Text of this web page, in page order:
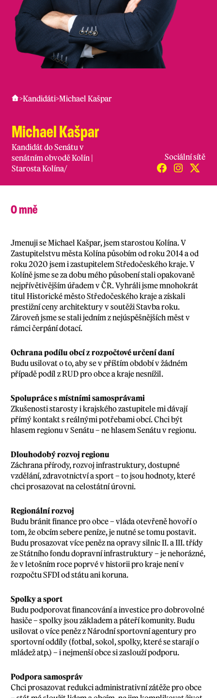
>Kandidáti>Michael Kašpar
Michael Kašpar
Kandidát do Senátu v
senátním obvodě Kolín |
Starosta Kolína/
Sociální sítě
O mně
Jmenuji se Michael Kašpar, jsem starostou Kolína. V
Zastupitelstvu města Kolína působím od roku 2014 a od
roku 2020 jsem i zastupitelem Středočeského kraje. V
Kolíně jsme se za dobu mého působení stali opakovaně
nejpřívětivějším úřadem v ČR. Vyhráli jsme mnohokrát
titul Historické město Středočeského kraje a získali
prestižní ceny architektury v soutěži Stavba roku.
Zároveň jsme se stali jedním z nejúspěšnějších měst v
rámci čerpání dotací.
Ochrana podílu obcí z rozpočtové určení daní
Budu usilovat o to, aby se v příštím období v žádném
případě podíl z RUD pro obce a kraje nesnížil.
Spolupráce s místními samosprávami
Zkušenosti starosty i krajského zastupitele mi dávají
přímý kontakt s reálnými potřebami obcí. Chci být
hlasem regionu v Senátu – ne hlasem Senátu v regionu.
Dlouhodobý rozvoj regionu
Záchrana přírody, rozvoj infrastruktury, dostupné
vzdělání, zdravotnictví a sport – to jsou hodnoty, které
chci prosazovat na celostátní úrovni.
Regionální rozvoj
Budu bránit finance pro obce – vláda otevřeně hovoří o
tom, že obcím sebere peníze, je nutné se tomu postavit.
Budu prosazovat více peněz na opravy silnic II. a III. třídy
ze Státního fondu dopravní infrastruktury – je nehorázné,
že v letošním roce poprvé v historii pro kraje není v
rozpočtu SFDI od státu ani koruna.
Spolky a sport
Budu podporovat financování a investice pro dobrovolné
hasiče – spolky jsou základem a páteří komunity. Budu
usilovat o více peněz z Národní sportovní agentury pro
sportovní oddíly (fotbal, sokol, spolky, které se starají o
mládež atp.) – i nejmenší obce si zaslouží podporu.
Podpora samospráv
Chci prosazovat redukci administrativní zátěže pro obce